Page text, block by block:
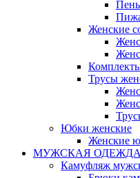
Женские
Трусы
Юбки женские
Женские
МУЖСКАЯ ОДЕЖДА
Камуфляж